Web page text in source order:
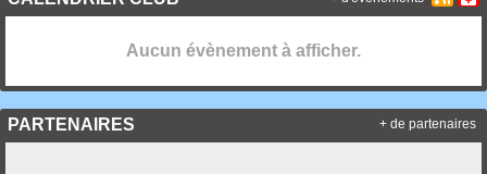
Aucun évènement à afficher.
PARTENAIRES + de partenaires